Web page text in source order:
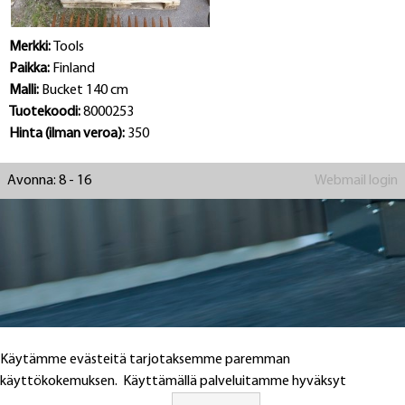
Merkki:
Tools
Paikka: Finland
Malli: Bucket 140 cm
Tuotekoodi:8000253
Hinta (ilman veroa): 350
Webmail login
Avonna: 8 - 16
Käytämme evästeitä tarjotaksemme paremman
käyttökokemuksen. Käyttämällä palveluitamme hyväksyt